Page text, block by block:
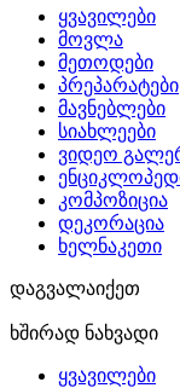
ყვავილები
მოვლა
მეთოდები
პრეპარატები
მავნებლები
სიახლეები
ვიდეო
კომპოზიცია
დეკორაცია
ხელნაკეთი
დაგვალაიქეთ
ხშირად ნახვადი
ყვავილები